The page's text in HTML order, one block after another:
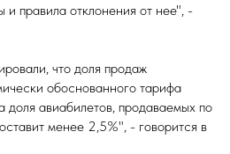
и правила отклонения от нее", -
что доля продаж
обоснованного тарифа
доля авиабилетов, продаваемых по
менее 2,5%", - говорится в